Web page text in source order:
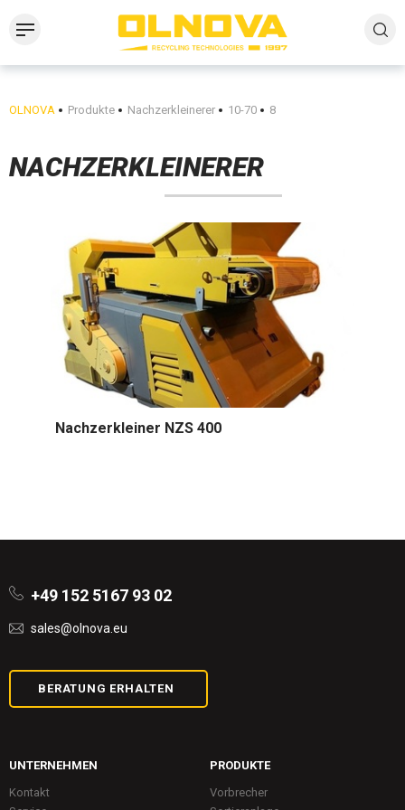
OLNOVA Produkte Nachzerkleinerer 10-70 8
NACHZERKLEINERER
Nachzerkleiner NZS 400
+49 152 5167 93 02
sales@olnova.eu
BERATUNG ERHALTEN
UNTERNEHMEN
Kontakt
PRODUKTE
Vorbrecher